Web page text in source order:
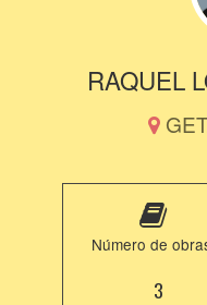
RAQUEL
Número de
3